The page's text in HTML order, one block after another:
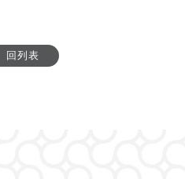
回列表